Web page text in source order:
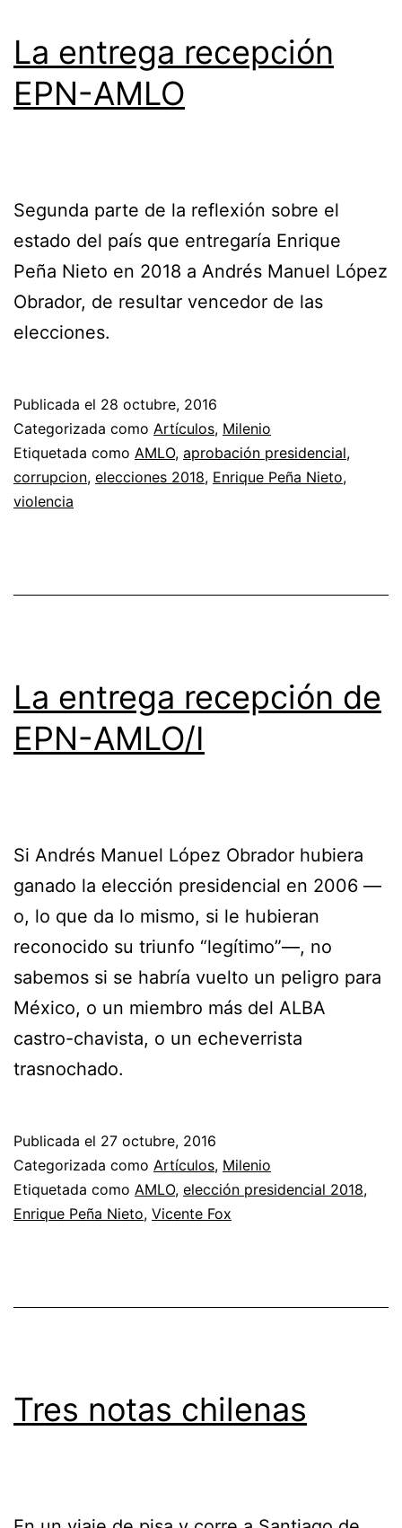
La entrega recepción
EPN-AMLO
Segunda parte de la reflexión sobre el
estado del país que entregaría Enrique
Peña Nieto en 2018 a Andrés Manuel López
Obrador, de resultar vencedor de las
elecciones.
Publicada el 28 octubre, 2016
Categorizada como Artículos, Milenio
Etiquetada como AMLO, aprobación presidencial,
corrupcion, elecciones 2018, Enrique Peña Nieto,
violencia
La entrega recepción de
EPN-AMLO/I
Si Andrés Manuel López Obrador hubiera
ganado la elección presidencial en 2006 —
o, lo que da lo mismo, si le hubieran
reconocido su triunfo “legítimo”—, no
sabemos si se habría vuelto un peligro para
México, o un miembro más del ALBA
castro-chavista, o un echeverrista
trasnochado.
Publicada el 27 octubre, 2016
Categorizada como Artículos, Milenio
Etiquetada como AMLO, elección presidencial 2018,
Enrique Peña Nieto, Vicente Fox
Tres notas chilenas